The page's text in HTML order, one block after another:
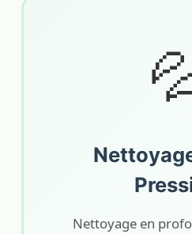
Nettoyage en